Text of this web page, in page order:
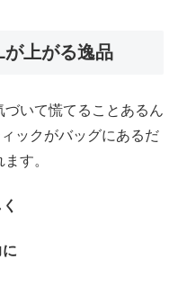
が上がる逸品
いて慌てることあるん
ックがバッグにあるだ
す。